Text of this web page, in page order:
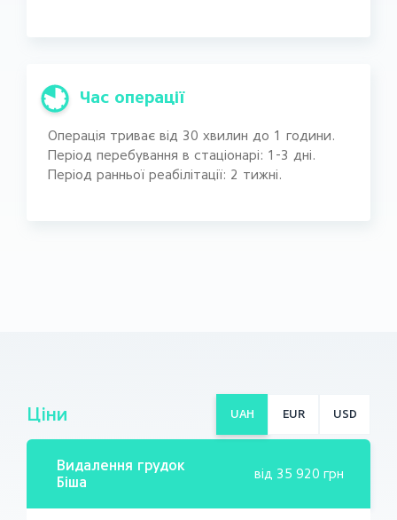
Час операції
Операція триває від 30 хвилин до 1 години.
Період перебування в стаціонарі: 1-3 дні.
Період ранньої реабілітації: 2 тижні.
UAH EUR USD
Ціни
Видалення грудок
Біша
від 35 920 грн